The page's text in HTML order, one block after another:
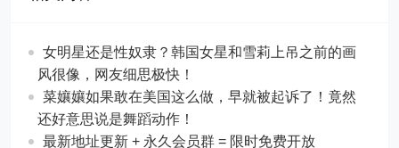
女明星还是性奴隶？韩国女星和雪莉上吊之前的画
风很像，网友细思极快！
菜孃孃如果敢在美国这么做，早就被起诉了！竟然
还好意思说是舞蹈动作！
最新地址更新 + 永久会员群 = 限时免费开放